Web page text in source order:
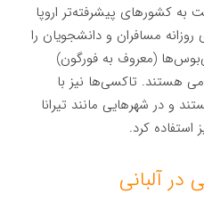
کشورهای پیشرفته‌تر اروپا
مسافران و دانشجویان را
(معروف به فورگون)
هستند. تاکسی‌ها نیز با
در شهرهایی مانند تیرانا
استفاده کرد.
آلبانی